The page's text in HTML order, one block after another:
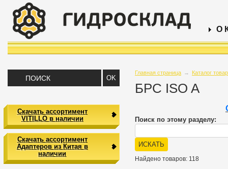
О
Главная страница → Каталог
БРС ISO A
Поиск по этому разделу:
Найдено товаров: 118
Скачать ассортимент
VITILLO в наличии
Скачать ассортимент
Адаптеров из Китая в
наличии